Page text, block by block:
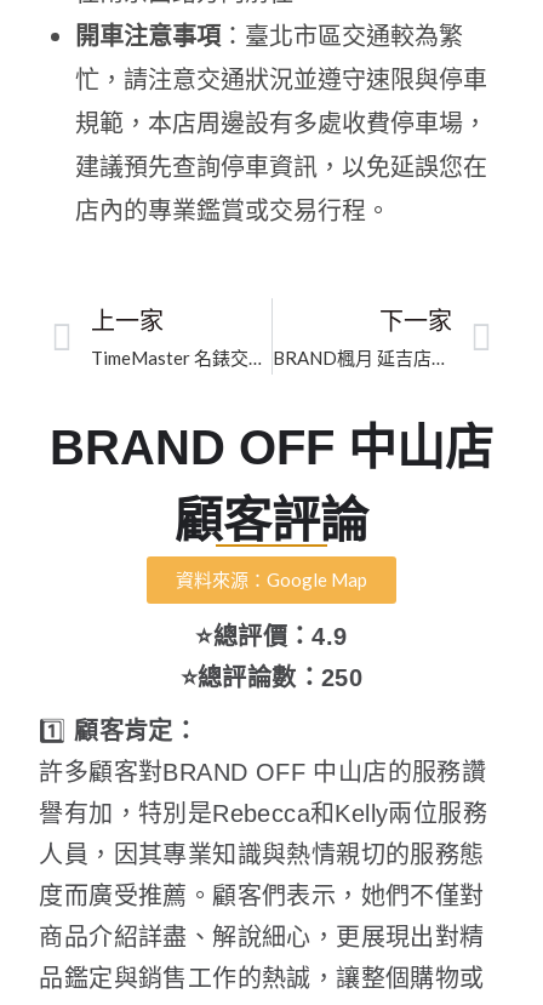
開車注意事項 ：臺北市區交通較為繁
忙，請注意交通狀況並遵守速限與停車
規範，本店周邊設有多處收費停車場，
建議預先查詢停車資訊，以免延誤您在
店內的專業鑑賞或交易行程。
上一家
TimeMaster 名錶交流中心｜新北精品買賣｜嚴選高奢品值得信賴
下一家
BRAND楓月 延吉店｜臺北市精品包包寄賣｜正品保證的二手高奢交流
BRAND OFF 中山店
顧客評論
資料來源：Google Map
⭐總評價：4.9
⭐總評論數：250
1️⃣ 顧客肯定：
許多顧客對BRAND OFF 中山店的服務讚
譽有加，特別是Rebecca和Kelly兩位服務
人員，因其專業知識與熱情親切的服務態
度而廣受推薦。顧客們表示，她們不僅對
商品介紹詳盡、解說細心，更展現出對精
品鑑定與銷售工作的熱誠，讓整個購物或